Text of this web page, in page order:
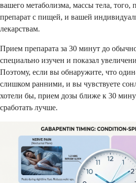
вашего метаболизма, массы тела,
препарат с пищей, и вашей
лекарствам.
Прием препарата за 30 минут до
специально изучен и показал
Поэтому, если вы обнаружите, что
слишком ранними, и вы чувствуете
хотели бы, прием дозы ближе к 30
сработать лучше.